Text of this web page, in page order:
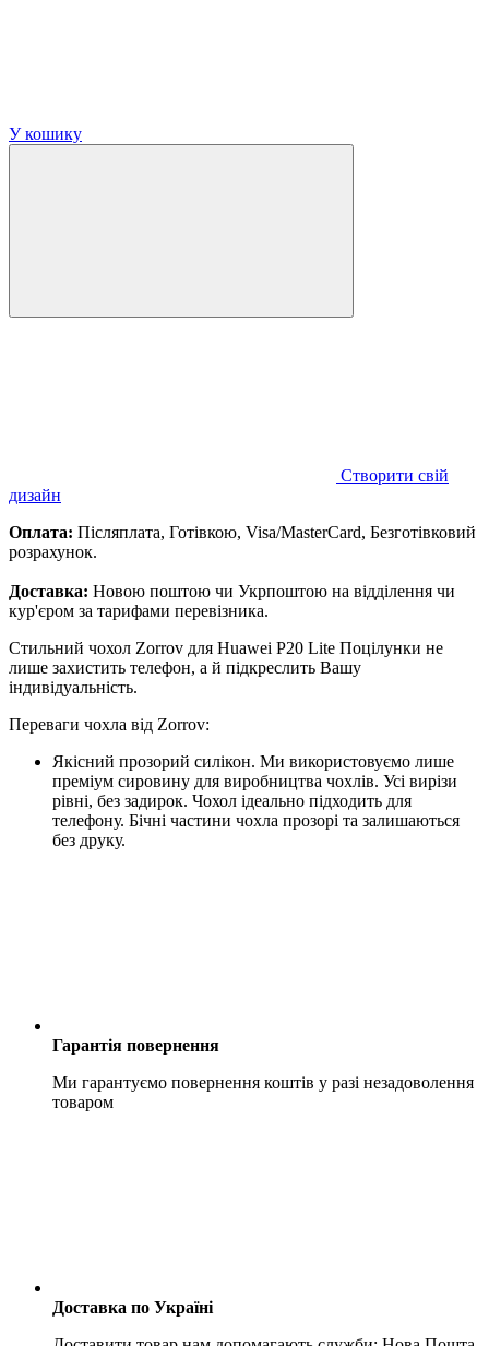
У кошику
Створити свій
дизайн
Оплата: Післяплата, Готівкою, Visa/MasterCard, Безготівковий
розрахунок.
Доставка: Новою поштою чи Укрпоштою на відділення чи
кур'єром за тарифами перевізника.
Стильний чохол Zorrov для Huawei P20 Lite Поцілунки не
лише захистить телефон, а й підкреслить Вашу
індивідуальність.
Переваги чохла від Zorrov:
Якісний прозорий силікон. Ми використовуємо лише
преміум сировину для виробництва чохлів. Усі вирізи
рівні, без задирок. Чохол ідеально підходить для
телефону. Бічні частини чохла прозорі та залишаються
без друку.
Гарантія повернення
Ми гарантуємо повернення коштів у разі незадоволення
товаром
Доставка по Україні